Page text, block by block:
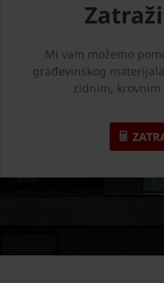
Mi vam možemo
građevinskog
zidnim,